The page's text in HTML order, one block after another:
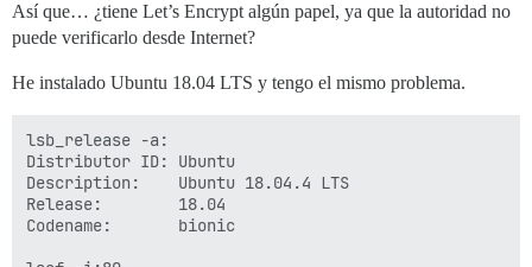
Así que… ¿tiene Let’s Encrypt algún papel, ya que la autoridad no
puede verificarlo desde Internet?
He instalado Ubuntu 18.04 LTS y tengo el mismo problema.
lsb_release -a:
Distributor ID: Ubuntu
Description:    Ubuntu 18.04.4 LTS
Release:        18.04
Codename:       bionic